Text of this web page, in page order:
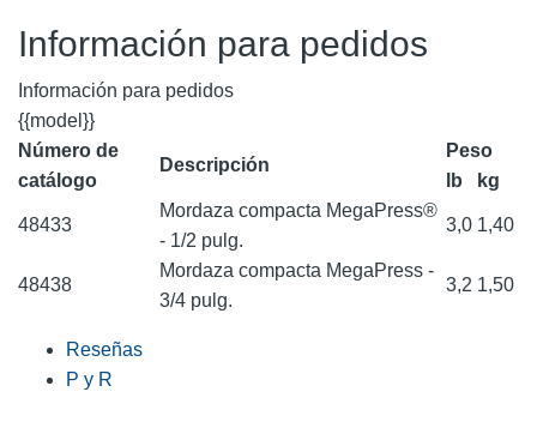
Información para pedidos
Información para pedidos
{{model}}
Número de
catálogo
Descripción
Peso
lb
kg
48433
Mordaza compacta MegaPress®
- 1/2 pulg.
3,0 1,40
48438
Mordaza compacta MegaPress -
3/4 pulg.
3,2 1,50
Reseñas
P y R